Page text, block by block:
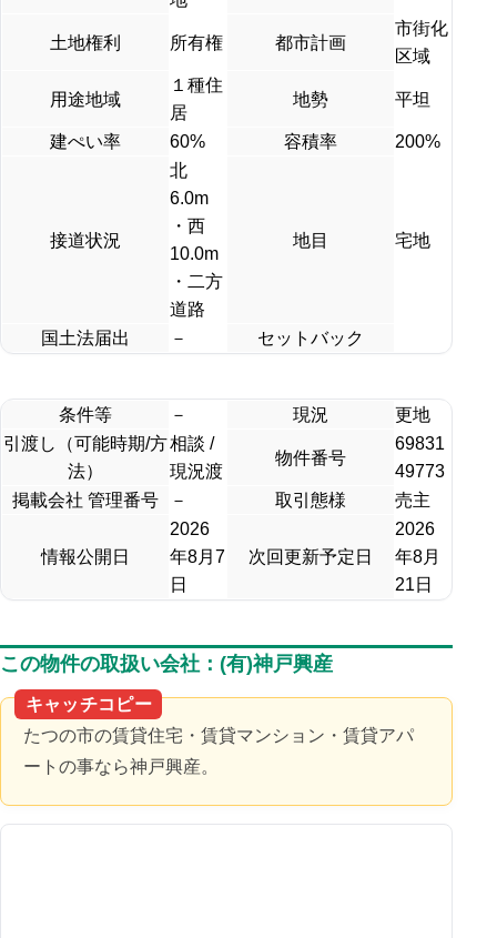
土地権利 所有権 都市計画
市街化
区域
用途地域
１種住
居
地勢 平坦
建ぺい率 60% 容積率 200%
接道状況
北
6.0m
・西
10.0m
・二方
道路
地目 宅地
国土法届出 － セットバック
条件等 － 現況
更地
引渡し（可能時期/方
法）
相談 /
現況渡
物件番号
69831
49773
掲載会社 管理番号
－ 取引態様 売主
情報公開日
2026
年8月7
日
次回更新予定日
2026
年8月
21日
この物件の取扱い会社：(有)神戸興産
キャッチコピー
たつの市の賃貸住宅・賃貸マンション・賃貸アパ
ートの事なら神戸興産。